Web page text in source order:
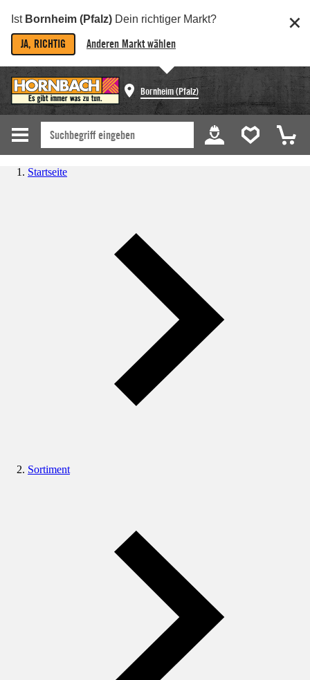
Ist Bornheim (Pfalz) Dein richtiger Markt?
JA, RICHTIG Anderen Markt wählen
Bornheim (Pfalz)
Startseite
Sortiment